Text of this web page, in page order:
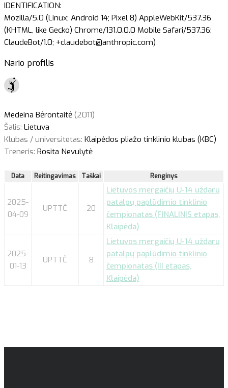
IDENTIFICATION:
Mozilla/5.0 (Linux; Android 14; Pixel 8) AppleWebKit/537.36
(KHTML, like Gecko) Chrome/131.0.0.0 Mobile Safari/537.36;
ClaudeBot/1.0; +claudebot@anthropic.com)
Nario profilis
Medeina Bėrontaitė (2011)
Šalis: Lietuva
Klubas / universitetas: Klaipėdos pliažo tinklinio klubas (KBC)
Treneris: Rosita Nevulytė
Data Reitingavimas Taškai Renginys
2025-
04-09
UPTTČ 20
Lietuvos mergaičių U-14 uždarų
patalpų paplūdimio tinklinio
čempionatas (FINALINIS etapas,
Klaipėda)
2025-
01-13
UPTTČ 8
Lietuvos mergaičių U-14 uždarų
patalpų paplūdimio tinklinio
čempionatas (III etapas,
Klaipėda)